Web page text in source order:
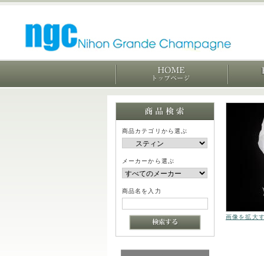
商品カテゴリから選ぶ
メーカーから選ぶ
商品名を入力
画像を拡大